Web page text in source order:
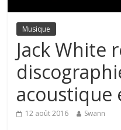
Musique
Jack White
acoustique
12 août 2016 Swann